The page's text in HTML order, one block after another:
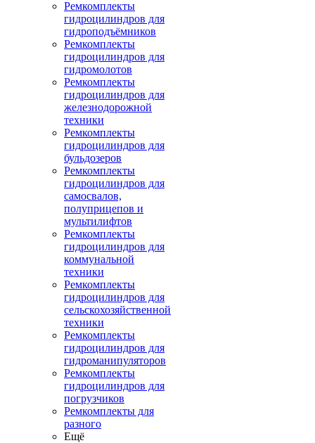
Ремкомплекты
гидроцилиндров для
гидроподъёмников
Ремкомплекты
гидроцилиндров для
гидромолотов
Ремкомплекты
гидроцилиндров для
железнодорожной
техники
Ремкомплекты
гидроцилиндров для
бульдозеров
Ремкомплекты
гидроцилиндров для
самосвалов,
полуприцепов и
мультилифтов
Ремкомплекты
гидроцилиндров для
коммунальной
техники
Ремкомплекты
гидроцилиндров для
сельскохозяйственной
техники
Ремкомплекты
гидроцилиндров для
гидроманипуляторов
Ремкомплекты
гидроцилиндров для
погрузчиков
Ремкомплекты для
разного
Ещё